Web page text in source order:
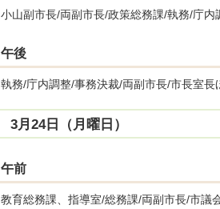
小山副市長/両副市長/政策総務課/執務/庁内
午後
執務/庁内調整/事務決裁/両副市長/市長室長
3月24日（月曜日）
午前
教育総務課、指導室/総務課/両副市長/市議